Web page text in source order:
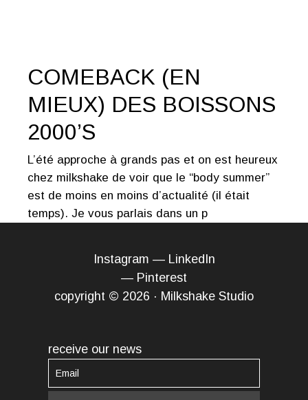
COMEBACK (EN
MIEUX) DES BOISSONS
2000’S
L’été approche à grands pas et on est heureux
chez milkshake de voir que le “body summer”
est de moins en moins d’actualité (il était
temps). Je vous parlais dans un p
Instagram — LinkedIn
— Pinterest
copyright © 2026 · Milkshake Studio
receive our news